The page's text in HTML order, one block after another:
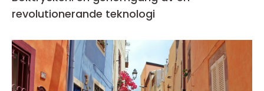
revolutionerande teknologi